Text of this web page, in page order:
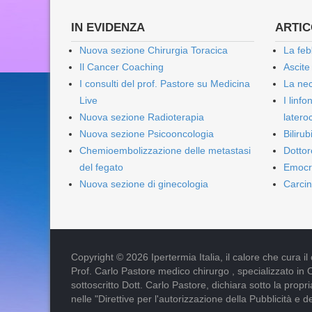
IN EVIDENZA
Nuova sezione Chirurgia Toracica
Il Cancer Coaching
I consulti del prof. Pastore su Medicina
Live
Nuova sezione Radioterapia
Nuova sezione Psicooncologia
Chemioembolizzazione delle metastasi
del fegato
Nuova sezione di ginecologia
La
La
I
Copyright © 2026 Ipertermia Italia, il calore che cura il
Prof. Carlo Pastore medico chirurgo , specializzato
sottoscritto Dott. Carlo Pastore, dichiara sotto la
nelle "Direttive per l'autorizzazione della Pubblicità e